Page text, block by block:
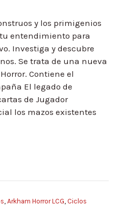
y los primigenios
entendimiento para
Investiga y descubre
Se trata de una nueva
Contiene el
El legado de
de Jugador
los mazos existentes
, Arkham Horror LCG, Ciclos